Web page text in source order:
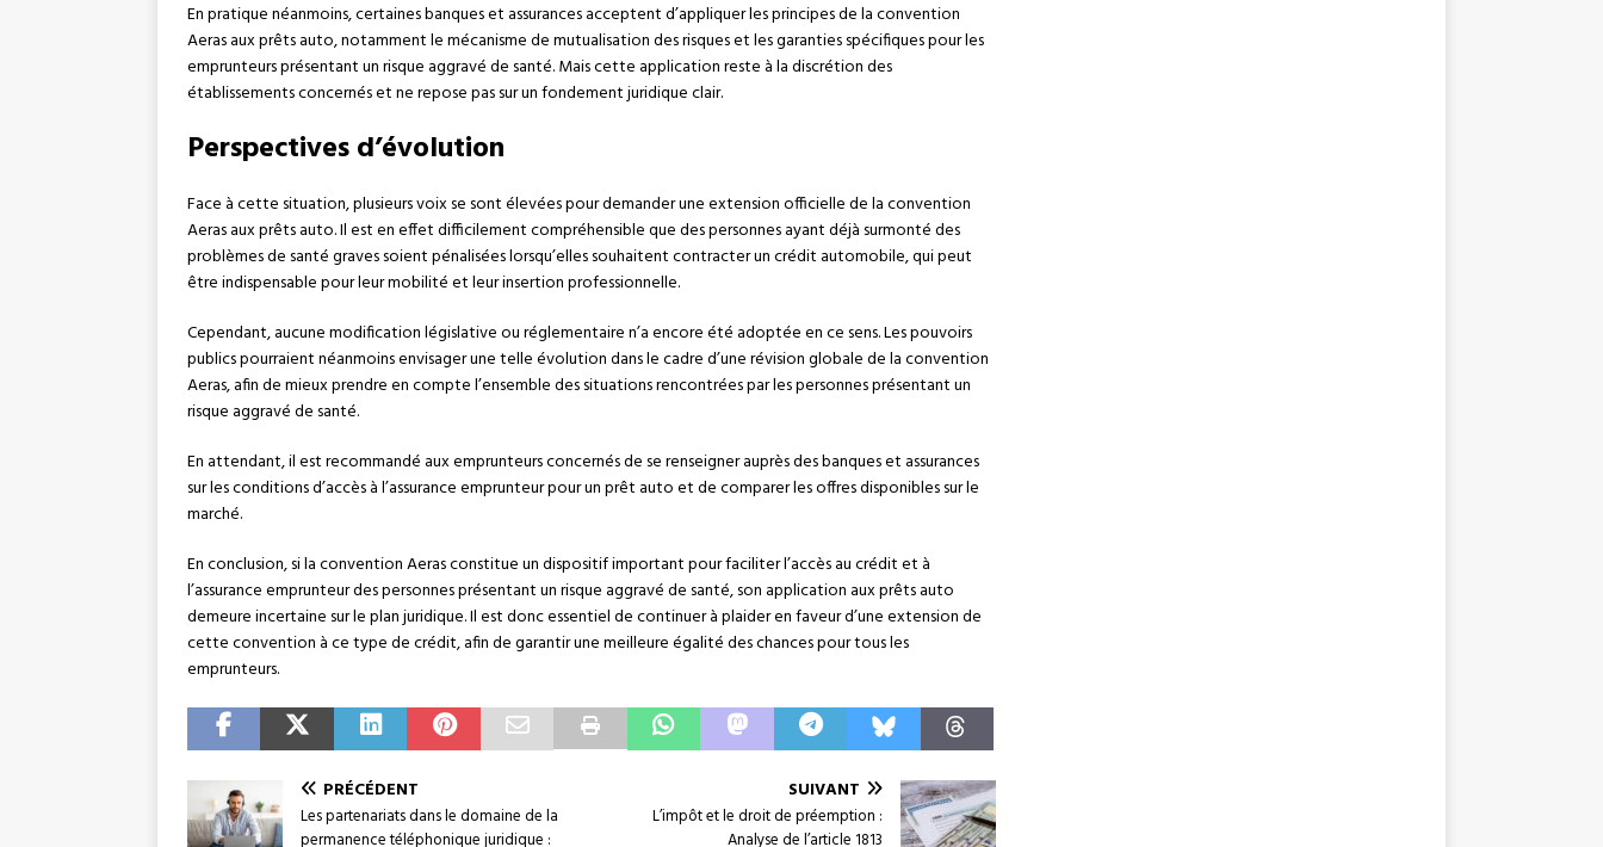
En pratique néanmoins, certaines banques et assurances acceptent d’appliquer les principes de la convention
Aeras aux prêts auto, notamment le mécanisme de mutualisation des risques et les garanties spécifiques pour les
emprunteurs présentant un risque aggravé de santé. Mais cette application reste à la discrétion des
établissements concernés et ne repose pas sur un fondement juridique clair.
Perspectives d’évolution
Face à cette situation, plusieurs voix se sont élevées pour demander une extension officielle de la convention
Aeras aux prêts auto. Il est en effet difficilement compréhensible que des personnes ayant déjà surmonté des
problèmes de santé graves soient pénalisées lorsqu’elles souhaitent contracter un crédit automobile, qui peut
être indispensable pour leur mobilité et leur insertion professionnelle.
Cependant, aucune modification législative ou réglementaire n’a encore été adoptée en ce sens. Les pouvoirs
publics pourraient néanmoins envisager une telle évolution dans le cadre d’une révision globale de la convention
Aeras, afin de mieux prendre en compte l’ensemble des situations rencontrées par les personnes présentant un
risque aggravé de santé.
En attendant, il est recommandé aux emprunteurs concernés de se renseigner auprès des banques et assurances
sur les conditions d’accès à l’assurance emprunteur pour un prêt auto et de comparer les offres disponibles sur le
marché.
En conclusion, si la convention Aeras constitue un dispositif important pour faciliter l’accès au crédit et à
l’assurance emprunteur des personnes présentant un risque aggravé de santé, son application aux prêts auto
demeure incertaine sur le plan juridique. Il est donc essentiel de continuer à plaider en faveur d’une extension de
cette convention à ce type de crédit, afin de garantir une meilleure égalité des chances pour tous les
emprunteurs.
PRÉCÉDENT
Les partenariats dans le domaine de la
permanence téléphonique juridique :
SUIVANT
L’impôt et le droit de préemption :
Analyse de l’article 1813